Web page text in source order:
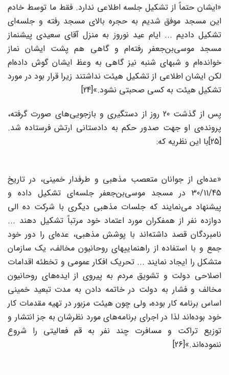
«ایشان حتماً از تشکیل جلسه اطلاعی ندارد. فقط ما توسط خادم
این مسجد موفق شدیم به حجره بالای مسجد رفته و جلسه‌ای
تشکیل دادیم ... ایام عید نوروز به منزل آقای سعیدی پیشنماز
مسجد موسی‌بن‌جعفر رفته‌ام و گاهی هم پشت ایشان نماز
خوانده‌ام و شبهای شنبه نیز گاهی به وعظ ایشان گوش داده‌ام
لکن ایشان اطلاعی از تشکیل هیئت نداشتند زیرا قرار بود در مورد
تشکیل هیئت به کسی صحبتی نشود.»[24]
پس از گذشت 20 روز از دستگیری و بازجویی‌های صورت گرفته،
پرونده‌ی او جهت صدور حکم به دادستانی ارتش فرستاده شد.
«عده‌ای از جوانان متعصب مذهبی و طرفدار خمینی، در تاریخ
30/11/45 در مسجد موسی‌بن‌جعفر جلسه‌ای تشکیل داده و
پیشنهاد می‌نمایند که جلسات مذهبی دیگری با شرکت ده الی
دوازده نفر از همفکران مورد اعتماد خود مرتباً تشکیل دهند ...
نامبردگان قصد داشته‌اند با پوشش مذهبی، عده‌ای را دور خود
جمع و با استفاده از راهنماییهای روحانیون مخالف، یک سازمان
متشکل را ایجاد نمایند ... تحریک افکار عمومی و تخطئه اقدامات
اصلاحی دولت و تشویق مردم به پیروی از ایده‌های روحانیون
مخالف و فشار به دولت در خاتمه دادن به مدت تبعید خمینی
اساس برنامه کار بوده، ولی چون هیئت مزبور در تهیه مقدمات کار
خود بوده‌اند لذا در اجرای برنامه‌های مورد نظرشان به جز انتشار و
توزیع تراکت و مسافرت چند نفر به قم فعالیتی را شروع
ننموده‌اند.»[26]